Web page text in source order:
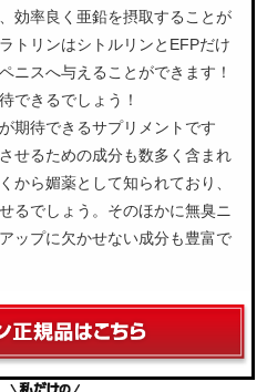
効率良く亜鉛を摂取することが
トリンはシトルリンとEFPだけ
ニスへ与えることができます！
できるでしょう！
期待できるサプリメントです
せるための成分も数多く含まれ
から媚薬として知られており、
るでしょう。そのほかに無臭ニ
ップに欠かせない成分も豊富で